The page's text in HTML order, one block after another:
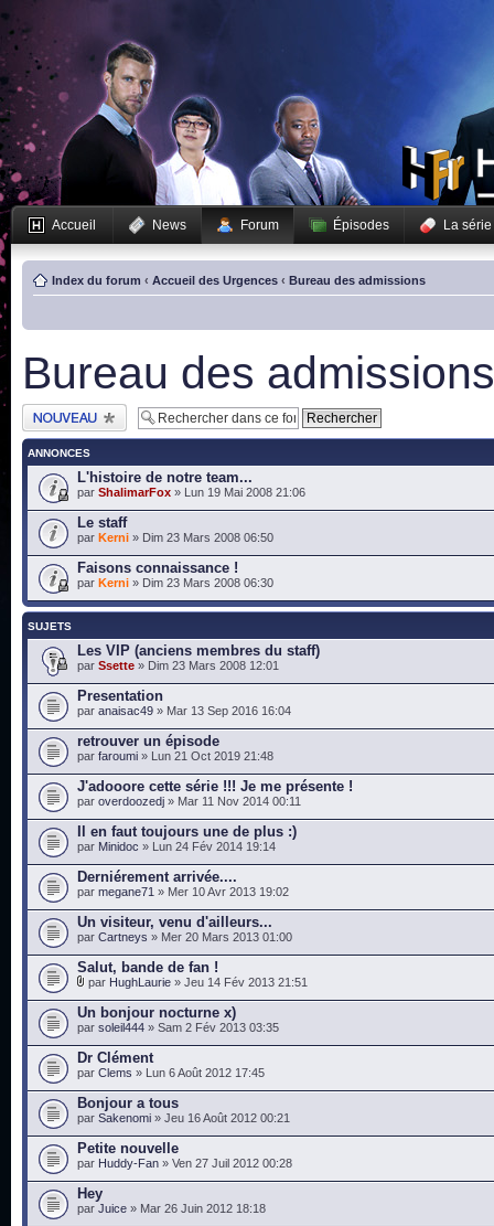
Accueil News Forum Épisodes La série
Index du forum ‹ Accueil des Urgences ‹ Bureau des admissions
Bureau des admissions
Publier un nouveau
sujet
ANNONCES
L'histoire de notre team...
par ShalimarFox » Lun 19 Mai 2008 21:06
Le staff
par Kerni » Dim 23 Mars 2008 06:50
Faisons connaissance !
par Kerni » Dim 23 Mars 2008 06:30
SUJETS
Les VIP (anciens membres du staff)
par Ssette » Dim 23 Mars 2008 12:01
Presentation
par anaisac49 » Mar 13 Sep 2016 16:04
retrouver un épisode
par faroumi » Lun 21 Oct 2019 21:48
J'adooore cette série !!! Je me présente !
par overdoozedj » Mar 11 Nov 2014 00:11
Il en faut toujours une de plus :)
par Minidoc » Lun 24 Fév 2014 19:14
Derniérement arrivée....
par megane71 » Mer 10 Avr 2013 19:02
Un visiteur, venu d'ailleurs...
par Cartneys » Mer 20 Mars 2013 01:00
Salut, bande de fan !
par HughLaurie » Jeu 14 Fév 2013 21:51
Un bonjour nocturne x)
par soleil444 » Sam 2 Fév 2013 03:35
Dr Clément
par Clems » Lun 6 Août 2012 17:45
Bonjour a tous
par Sakenomi » Jeu 16 Août 2012 00:21
Petite nouvelle
par Huddy-Fan » Ven 27 Juil 2012 00:28
Hey
par Juice » Mar 26 Juin 2012 18:18